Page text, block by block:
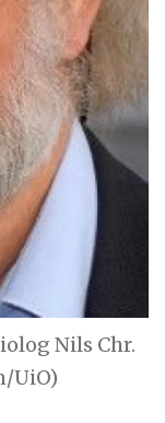
Nils Chr.
UiO)